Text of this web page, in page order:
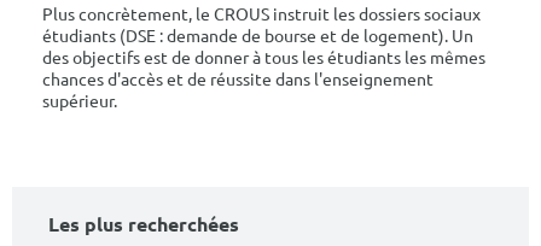
Plus concrètement, le CROUS instruit les dossiers sociaux
étudiants (DSE : demande de bourse et de logement). Un
des objectifs est de donner à tous les étudiants les mêmes
chances d'accès et de réussite dans l'enseignement
supérieur.
Les plus recherchées